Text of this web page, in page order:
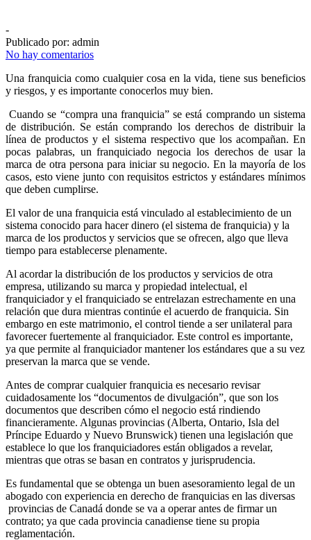
-
Publicado por: admin
No hay comentarios
Una franquicia como cualquier cosa en la vida, tiene sus beneficios
y riesgos, y es importante conocerlos muy bien.
Cuando se “compra una franquicia” se está comprando un sistema
de distribución. Se están comprando los derechos de distribuir la
línea de productos y el sistema respectivo que los acompañan. En
pocas palabras, un franquiciado negocia los derechos de usar la
marca de otra persona para iniciar su negocio. En la mayoría de los
casos, esto viene junto con requisitos estrictos y estándares mínimos
que deben cumplirse.
El valor de una franquicia está vinculado al establecimiento de un
sistema conocido para hacer dinero (el sistema de franquicia) y la
marca de los productos y servicios que se ofrecen, algo que lleva
tiempo para establecerse plenamente.
Al acordar la distribución de los productos y servicios de otra
empresa, utilizando su marca y propiedad intelectual, el
franquiciador y el franquiciado se entrelazan estrechamente en una
relación que dura mientras continúe el acuerdo de franquicia. Sin
embargo en este matrimonio, el control tiende a ser unilateral para
favorecer fuertemente al franquiciador. Este control es importante,
ya que permite al franquiciador mantener los estándares que a su vez
preservan la marca que se vende.
Antes de comprar cualquier franquicia es necesario revisar
cuidadosamente los “documentos de divulgación”, que son los
documentos que describen cómo el negocio está rindiendo
financieramente. Algunas provincias (Alberta, Ontario, Isla del
Príncipe Eduardo y Nuevo Brunswick) tienen una legislación que
establece lo que los franquiciadores están obligados a revelar,
mientras que otras se basan en contratos y jurisprudencia.
Es fundamental que se obtenga un buen asesoramiento legal de un
abogado con experiencia en derecho de franquicias en las diversas
provincias de Canadá donde se va a operar antes de firmar un
contrato; ya que cada provincia canadiense tiene su propia
reglamentación.